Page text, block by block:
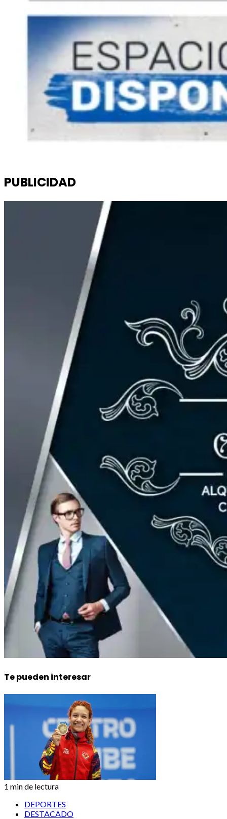
PUBLICIDAD
Te pueden interesar
1 min de lectura
DEPORTES
DESTACADO